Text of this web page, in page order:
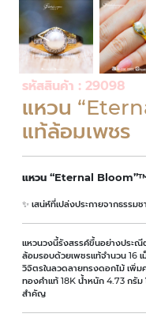
รหัสสินค้า : 29098
แหวน
แท้ล้อมเพชร
แหวน “Eternal
✨ เสน่ห์ที่เปล่งประกายจากธรรม
แหวนวงนี้รังสรรค์ขึ้นอย่างประณี
ล้อมรอบด้วยเพชรแท้จำนวน 16
วิจิตรในลวดลายทรงดอกไม้ เพิ่ม
ทองคำแท้ 18K น้ำหนัก 4.73 กรัม
สำคัญ